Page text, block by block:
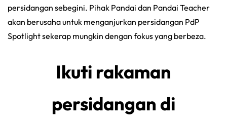
persidangan sebegini. Pihak Pandai dan Pandai Teacher
akan berusaha untuk menganjurkan persidangan PdP
Spotlight sekerap mungkin dengan fokus yang berbeza.
Ikuti rakaman
persidangan di